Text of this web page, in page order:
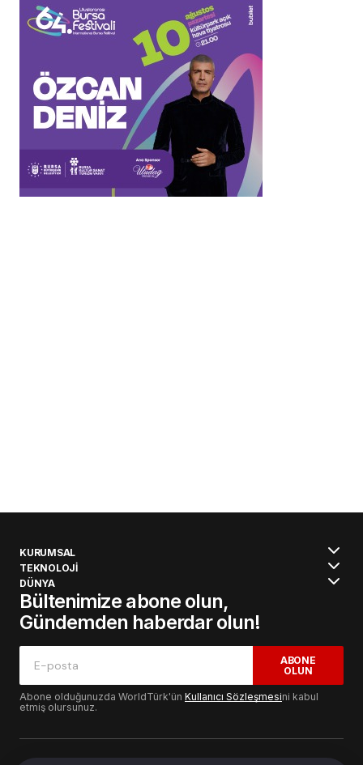
KURUMSAL
TEKNOLOJİ
DÜNYA
Bültenimize abone olun,
Gündemden haberdar olun!
ABONE
OLUN
Abone olduğunuzda WorldTürk'ün Kullanıcı Sözleşmesini kabul
etmiş olursunuz.